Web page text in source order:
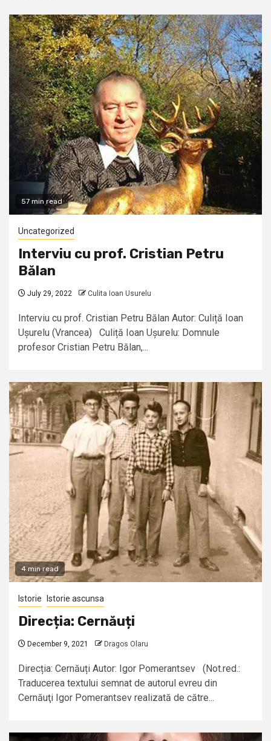
57 min read
Uncategorized
Interviu cu prof. Cristian Petru
Bălan
July 29, 2022 Culita Ioan Usurelu
Interviu cu prof. Cristian Petru Bălan Autor: Culiță Ioan
Ușurelu (Vrancea) Culiță Ioan Ușurelu: Domnule
profesor Cristian Petru Bălan,...
4 min read
Istorie Istorie ascunsa
Direcția: Cernăuți
December 9, 2021 Dragos Olaru
Direcția: Cernăuți Autor: Igor Pomerantsev (Not.red.:
Traducerea textului semnat de autorul evreu din
Cernăuţi Igor Pomerantsev realizată de către...